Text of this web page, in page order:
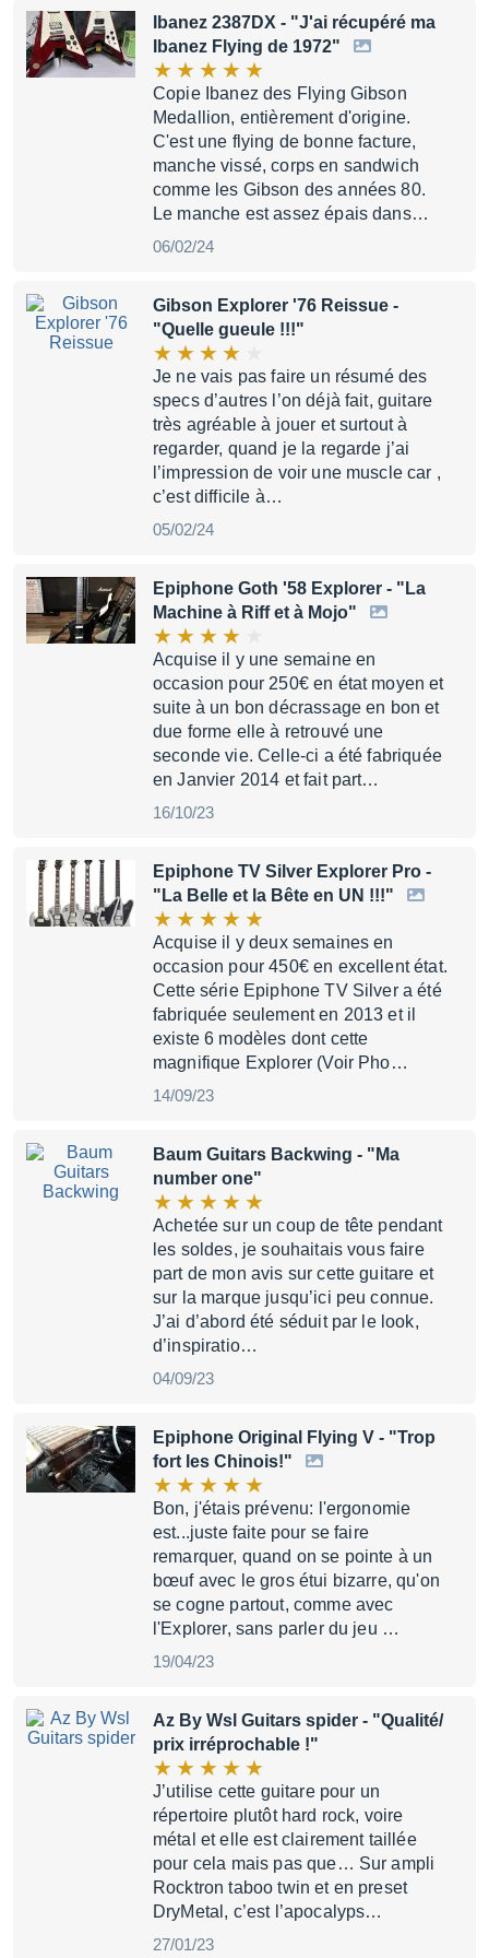
Ibanez 2387DX - "J'ai récupéré ma
Ibanez Flying de 1972"
Copie Ibanez des Flying Gibson
Medallion, entièrement d'origine.
C'est une flying de bonne facture,
manche vissé, corps en sandwich
comme les Gibson des années 80.
Le manche est assez épais dans…
06/02/24
Gibson Explorer '76 Reissue -
"Quelle gueule !!!"
Je ne vais pas faire un résumé des
specs d’autres l’on déjà fait, guitare
très agréable à jouer et surtout à
regarder, quand je la regarde j’ai
l’impression de voir une muscle car ,
c’est difficile à…
05/02/24
Epiphone Goth '58 Explorer - "La
Machine à Riff et à Mojo"
Acquise il y une semaine en
occasion pour 250€ en état moyen et
suite à un bon décrassage en bon et
due forme elle à retrouvé une
seconde vie. Celle-ci a été fabriquée
en Janvier 2014 et fait part…
16/10/23
Epiphone TV Silver Explorer Pro -
"La Belle et la Bête en UN !!!"
Acquise il y deux semaines en
occasion pour 450€ en excellent état.
Cette série Epiphone TV Silver a été
fabriquée seulement en 2013 et il
existe 6 modèles dont cette
magnifique Explorer (Voir Pho…
14/09/23
Baum Guitars Backwing - "Ma
number one"
Achetée sur un coup de tête pendant
les soldes, je souhaitais vous faire
part de mon avis sur cette guitare et
sur la marque jusqu’ici peu connue.
J’ai d’abord été séduit par le look,
d’inspiratio…
04/09/23
Epiphone Original Flying V - "Trop
fort les Chinois!"
Bon, j'étais prévenu: l'ergonomie
est...juste faite pour se faire
remarquer, quand on se pointe à un
bœuf avec le gros étui bizarre, qu'on
se cogne partout, comme avec
l'Explorer, sans parler du jeu …
19/04/23
Az By Wsl Guitars spider - "Qualité/
prix irréprochable !"
J’utilise cette guitare pour un
répertoire plutôt hard rock, voire
métal et elle est clairement taillée
pour cela mais pas que… Sur ampli
Rocktron taboo twin et en preset
DryMetal, c’est l’apocalyps…
27/01/23